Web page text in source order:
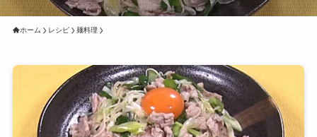
ホーム レシピ 麺料理